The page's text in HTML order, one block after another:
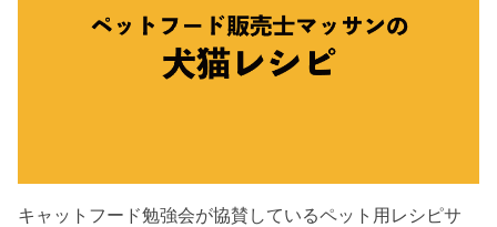
キャットフード勉強会が協賛しているペット用レシピサ